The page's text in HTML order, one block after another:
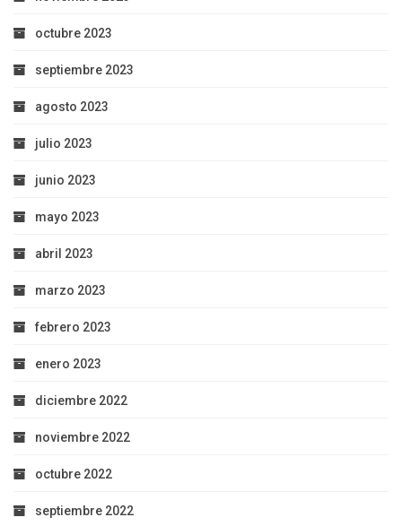
octubre 2023
septiembre 2023
agosto 2023
julio 2023
junio 2023
mayo 2023
abril 2023
marzo 2023
febrero 2023
enero 2023
diciembre 2022
noviembre 2022
octubre 2022
septiembre 2022